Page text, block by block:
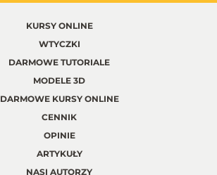
KURSY ONLINE
WTYCZKI
DARMOWE TUTORIALE
MODELE 3D
DARMOWE KURSY ONLINE
CENNIK
OPINIE
ARTYKUŁY
NASI AUTORZY